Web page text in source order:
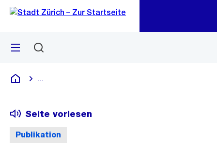
Navigation
Sprunglink
Menü
Deutsch
Publikation
Seite vorlesen